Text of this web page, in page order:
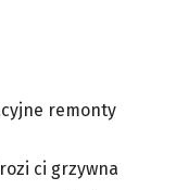
remonty
ci grzywna